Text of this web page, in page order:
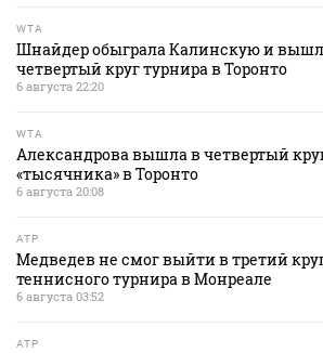
WTA
Шнайдер обыграла Калинскую и
четвертый круг турнира в Торонто
6 августа 22:20
WTA
Александрова вышла в четвертый
«тысячника» в Торонто
6 августа 20:08
ATP
Медведев не смог выйти в третий
теннисного турнира в Монреале
6 августа 03:52
ATP